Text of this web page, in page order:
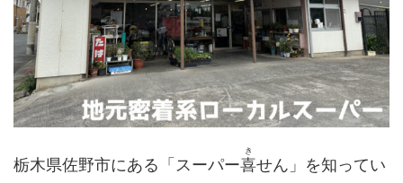
栃木県佐野市にある「スーパー喜
き
せん」を知ってい